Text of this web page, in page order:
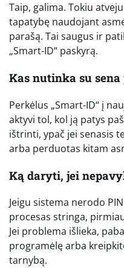
Taip, galima. Tokiu
tapatybę naudojant
parašą. Tai saugus ir
„Smart-ID“ paskyrą.
Kas nutinka su
Perkėlus „Smart-ID“ į
aktyvi tol, kol ją patys
ištrinti, ypač jei senasis
arba perduotas kitam
Ką daryti, jei
Jeigu sistema nerodo
procesas stringa,
Jei problema išlieka,
programėlę arba
tarnybą.